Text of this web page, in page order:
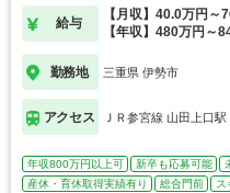
給与
【月収】40.0万円～
【年収】480万円～
勤務地 三重県 伊勢市
アクセス ＪＲ参宮線 山田上口駅
年収800万円以上可 新卒も応募可能
産休・育休取得実績有り
総合門前 ス